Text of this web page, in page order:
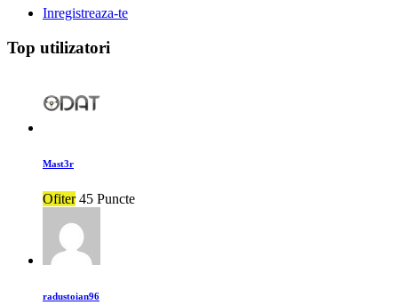
Inregistreaza-te
Top utilizatori
Mast3r
Ofiter 45 Puncte
radustoian96